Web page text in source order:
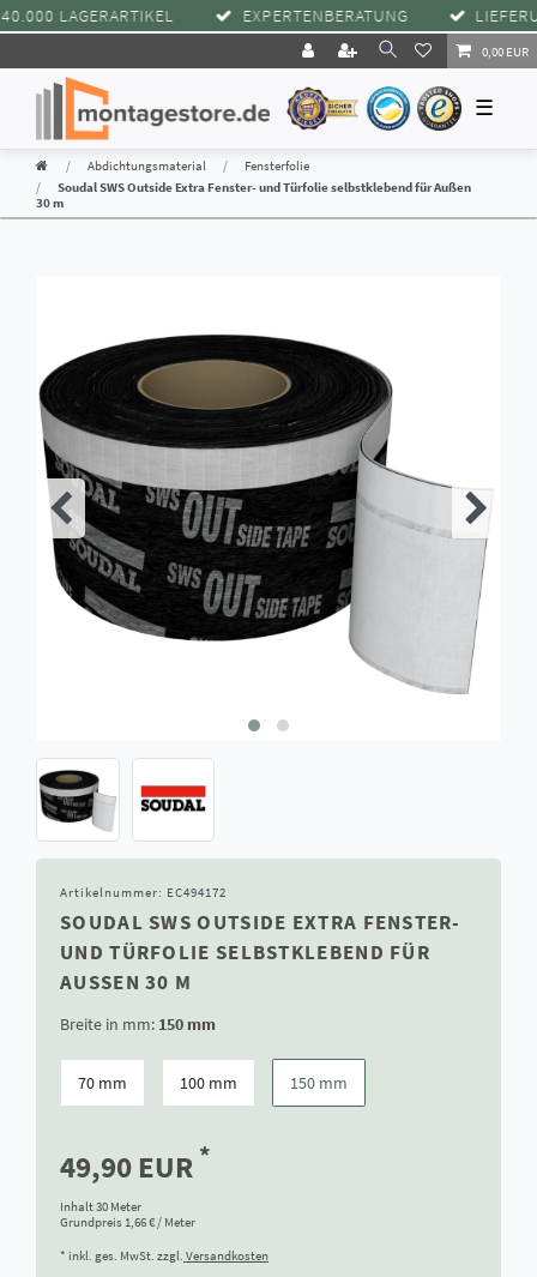
LAGERARTIKEL EXPERTENBERATUNG
0,00 EUR
☰
Abdichtungsmaterial
Fensterfolie
Soudal SWS Outside Extra Fenster- und Türfolie selbstklebend für Außen
30 m
Artikelnummer: EC494172
SOUDAL SWS OUTSIDE EXTRA FENSTER-
UND TÜRFOLIE SELBSTKLEBEND FÜR
AUSSEN 30 M
Breite in mm: 150 mm
70 mm 100 mm 150 mm
49,90 EUR *
Inhalt30 Meter
Grundpreis 1,66 € / Meter
* inkl. ges. MwSt. zzgl. Versandkosten